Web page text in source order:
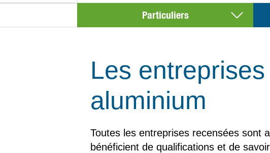
Particuliers
Les
aluminium
Toutes les entreprises recensées sont
bénéficient de qualifications et de